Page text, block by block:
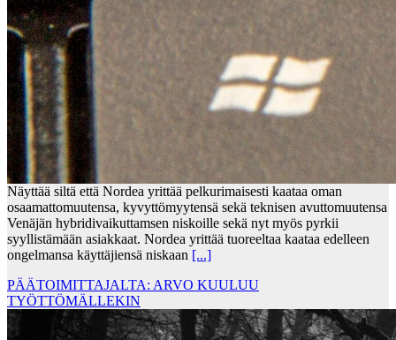
Näyttää siltä että Nordea yrittää pelkurimaisesti kaataa oman
osaamattomuutensa, kyvyttömyytensä sekä teknisen avuttomuutensa
Venäjän hybridivaikuttamsen niskoille sekä nyt myös pyrkii
syyllistämään asiakkaat. Nordea yrittää tuoreeltaa kaataa edelleen
ongelmansa käyttäjiensä niskaan [...]
PÄÄTOIMITTAJALTA: ARVO KUULUU
TYÖTTÖMÄLLEKIN